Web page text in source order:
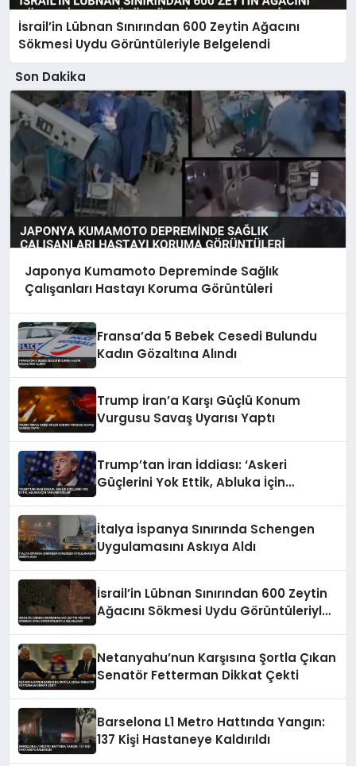
İsrail’in Lübnan Sınırından 600 Zeytin Ağacını
Sökmesi Uydu Görüntüleriyle Belgelendi
Son Dakika
Japonya Kumamoto Depreminde Sağlık
Çalışanları Hastayı Koruma Görüntüleri
Fransa’da 5 Bebek Cesedi Bulundu
Kadın Gözaltına Alındı
Trump İran’a Karşı Güçlü Konum
Vurgusu Savaş Uyarısı Yaptı
Trump’tan İran İddiası: ‘Askeri
Güçlerini Yok Ettik, Abluka İçin
İtalya İspanya Sınırında Schengen
Uygulamasını Askıya Aldı
İsrail’in Lübnan Sınırından 600 Zeytin
Ağacını Sökmesi Uydu Görüntüleriyle
Netanyahu’nun Karşısına Şortla Çıkan
Senatör Fetterman Dikkat Çekti
Barselona L1 Metro Hattında Yangın:
137 Kişi Hastaneye Kaldırıldı